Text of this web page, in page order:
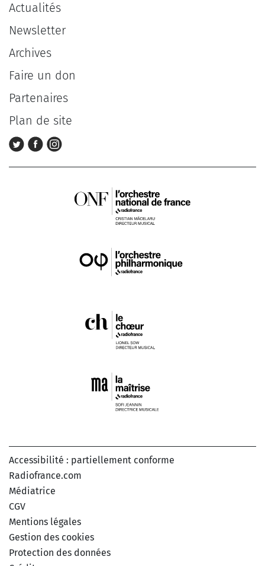
Actualités
Newsletter
Archives
Faire un don
Partenaires
Plan de site
Accessibilité : partiellement conforme
Radiofrance.com
Médiatrice
CGV
Mentions légales
Gestion des cookies
Protection des données